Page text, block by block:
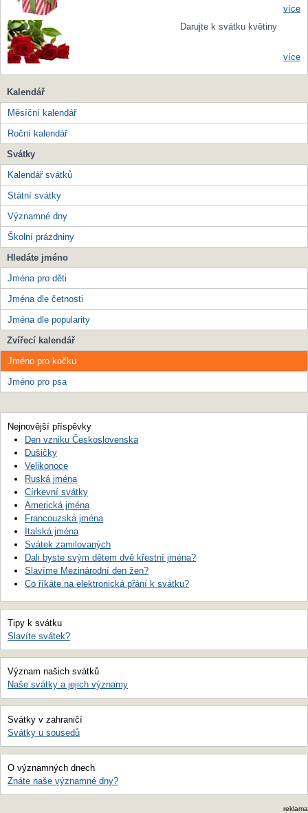
více
Darujte k svátku květiny
více
Kalendář
Měsíční kalendář
Roční kalendář
Svátky
Kalendář svátků
Státní svátky
Významné dny
Školní prázdniny
Hledáte jméno
Jména pro děti
Jména dle četnosti
Jména dle popularity
Zvířecí kalendář
Jméno pro kočku
Jméno pro psa
Nejnovější příspěvky
Den vzniku Československa
Dušičky
Velikonoce
Ruská jména
Církevní svátky
Americká jména
Francouzská jména
Italská jména
Svátek zamilovaných
Dali byste svým dětem dvě křestní jména?
Slavíme Mezinárodní den žen?
Co říkáte na elektronická přání k svátku?
Tipy k svátku
Slavíte svátek?
Význam našich svátků
Naše svátky a jejich významy
Svátky v zahraničí
Svátky u sousedů
O významných dnech
Znáte naše významné dny?
reklama